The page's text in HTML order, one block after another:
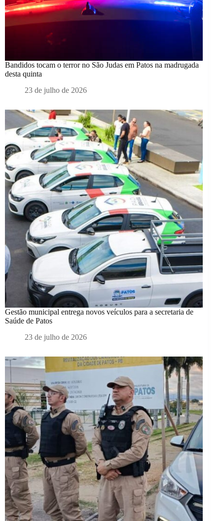
Bandidos tocam o terror no São Judas em Patos na madrugada
desta quinta
23 de julho de 2026
Gestão municipal entrega novos veículos para a secretaria de
Saúde de Patos
23 de julho de 2026